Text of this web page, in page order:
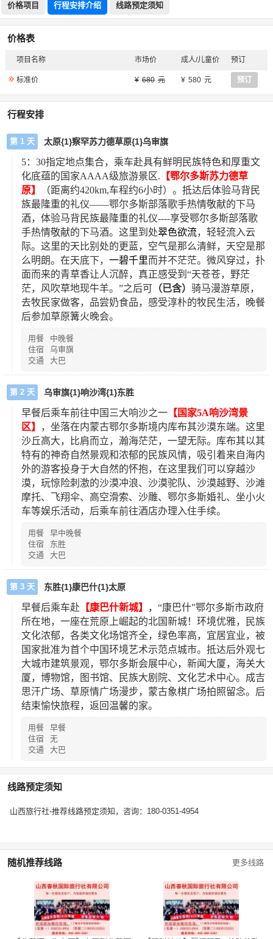
价格项目 行程安排介绍 线路预定须知
价格表
项目名称 市场价 成人/儿童价 预订
标准价 680 580 预订
行程安排
第 1 天 太原{1}察罕苏力德草原{1}乌审旗
5：30指定地点集合，乘车赴具有鲜明民族特色和厚重文
化底蕴的国家AAAA级旅游景区. 【鄂尔多斯苏力德草
原】
（距离约420km,车程约6小时）。 抵达后体验马背民
族最隆重的礼仪——鄂尔多斯部落歌手热情敬献的下马
酒，体验马背民族最隆重的礼仪----享受鄂尔多斯部落歌
手热情敬献的下马酒。这里到处翠色欲流，轻轻流入云
际。这里的天比别处的更蓝，空气是那么清鲜，天空是那
么明朗。在天底下， 一碧千里而并不茫茫。微风穿过，扑
面而来的青草香让人沉醉，真正感受到“天苍苍，野茫
茫，风吹草地现牛羊。”之后可 （已含） 骑马漫游草原，
去牧民家做客，品尝奶食品，感受淳朴的牧民生活，晚餐
后参加草原篝火晚会。
用餐
中晚餐
住宿
乌审旗
交通
大巴
第 2 天 乌审旗{1}响沙湾{1}东胜
早餐后乘车前往中国三大响沙之一 【 国家5A响沙湾景
区】
， 坐落在内蒙古鄂尔多斯境内库布其沙漠东端。这里
沙丘高大，比肩而立，瀚海茫茫，一望无际。库布其以其
特有的神奇自然景观和浓郁的民族风情，吸引着来自海内
外的游客投身于大自然的怀抱，在这里我们可以穿越沙
漠， 玩惊险刺激的沙漠冲浪、沙漠驼队、沙漠越野、沙滩
摩托、飞翔伞、高空滑索、沙雕、鄂尔多斯婚礼、坐小火
车等娱乐活动， 后乘车前往酒店办理入住手续。
用餐
早中晚餐
住宿
东胜
交通
大巴
第 3 天 东胜{1}康巴什{1}太原
早餐后乘车赴 【康巴什新城】
，“康巴什”鄂尔多斯市政府
所在地，一座在荒原上崛起的北国新城！环境优雅，民族
文化浓郁，各类文化场馆齐全，绿色率高，宜居宜业，被
国家批准为首个中国环境艺术示范点城市。抵达后外观七
大城市建筑景观，鄂尔多斯会展中心，新闻大厦，海关大
厦，博物馆，图书馆、民族大剧院、文化艺术中心。成吉
思汗广场、草原情广场漫步，蒙古象棋广场拍照留念。后
结束愉快旅程，返回温馨的家。
用餐
早餐
住宿
无
交通
大巴
线路预定须知
山西旅行社-推荐线路预定须知，咨询：180-0351-4954
更多线路
随机推荐线路